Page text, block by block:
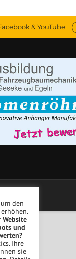
& YouTube
den
und
Ihre
sie